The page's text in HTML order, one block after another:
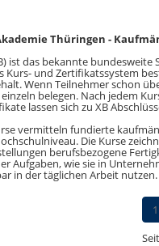
Thüringen -
ist das bekannte
Kurs- und Zertifikatssystem
Wenn Teilnehmer schon
belegen. Nach jedem
lassen sich zu XB
vermitteln fundierte
Die Kurse
berufsbezogene
Aufgaben, wie sie in
in der täglichen Arbeit nutzen.
1